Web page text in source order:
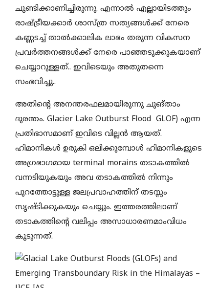
ചൂണ്ടിക്കാണിച്ചിരുന്നു. എന്നാൽ എല്ലായിടത്തും
രാഷ്ട്രീയക്കാർ ശാസ്ത്ര സത്യങ്ങൾക്ക് നേരെ
കണ്ണടച്ച് താൽക്കാലിക ലാഭം തരുന്ന വികസന
പ്രവർത്തനങ്ങൾക്ക് നേരെ പാഞ്ഞടുക്കുകയാണ്
ചെയ്യാറുള്ളത്.. ഇവിടെയും അതുതന്നെ
സംഭവിച്ചു..
അതിന്റെ അനന്തരഫലമായിരുന്നു ചുങ്താം
ദുരന്തം. Glacier Lake Outburst Flood GLOF) എന്ന
പ്രതിഭാസമാണ് ഇവിടെ വില്ലൻ ആയത്.
ഹിമാനികൾ ഉരുകി ഒലിക്കുമ്പോൾ ഹിമാനികളുടെ
അഗ്രഭാഗമായ terminal morains തടാകത്തിൽ
വന്നടിയുകയും അവ തടാകത്തിൽ നിന്നും
പുറത്തോട്ടുള്ള ജലപ്രവാഹത്തിന് തടസ്സം
സൃഷ്ടിക്കുകയും ചെയ്യും. ഇത്തരത്തിലാണ്
തടാകത്തിന്റെ വലിപ്പം അസാധാരണമാംവിധം
കൂടുന്നത്.